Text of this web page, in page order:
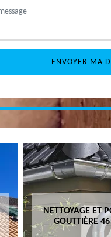
NETTOYAGE ET
GOUTTIÈRE